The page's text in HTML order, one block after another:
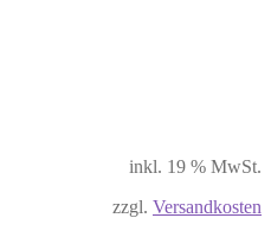
inkl. 19 % MwSt.
zzgl. Versandkosten